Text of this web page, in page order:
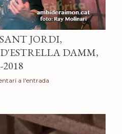
JORDI,
DAMM,
a l'entrada